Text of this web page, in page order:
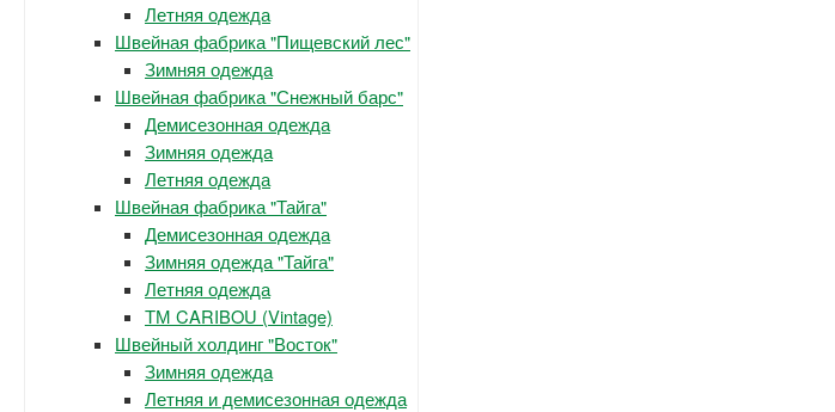
Летняя одежда
Швейная фабрика "Пищевский лес"
Зимняя одежда
Швейная фабрика "Снежный барс"
Демисезонная одежда
Зимняя одежда
Летняя одежда
Швейная фабрика "Тайга"
Демисезонная одежда
Зимняя одежда "Тайга"
Летняя одежда
ТМ CARIBOU (Vintage)
Швейный холдинг "Восток"
Зимняя одежда
Летняя и демисезонная одежда